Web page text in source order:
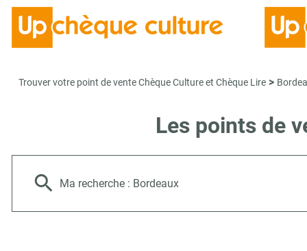
Trouver votre point de vente Chèque Culture et Chèque Lire >
Les points de
Ma recherche : Bordeaux